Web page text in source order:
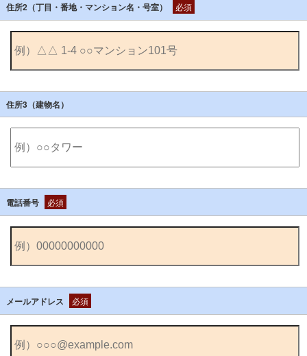
住所2（丁目・番地・マンション名・号室） 必須
住所3（建物名）
電話番号 必須
メールアドレス 必須